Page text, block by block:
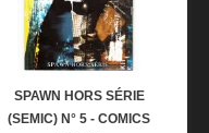
SPAWN HORS SÉRIE
(SEMIC) N° 5 - COMICS